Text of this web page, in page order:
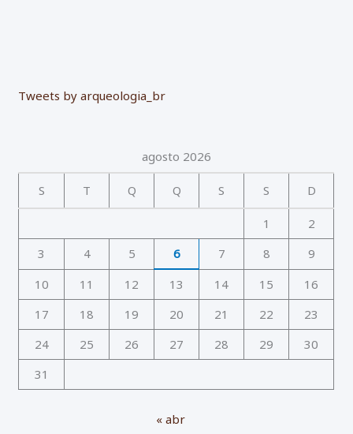
Tweets by arqueologia_br
agosto 2026
S T Q Q S S D
1
2
3
4 5 6 7 8
9
10
11 12 13 14 15
16
17
18 19 20 21 22
23
24
25 26 27 28 29
30
31
« abr